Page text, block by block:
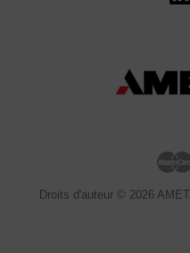
Droits d'auteur © 2026